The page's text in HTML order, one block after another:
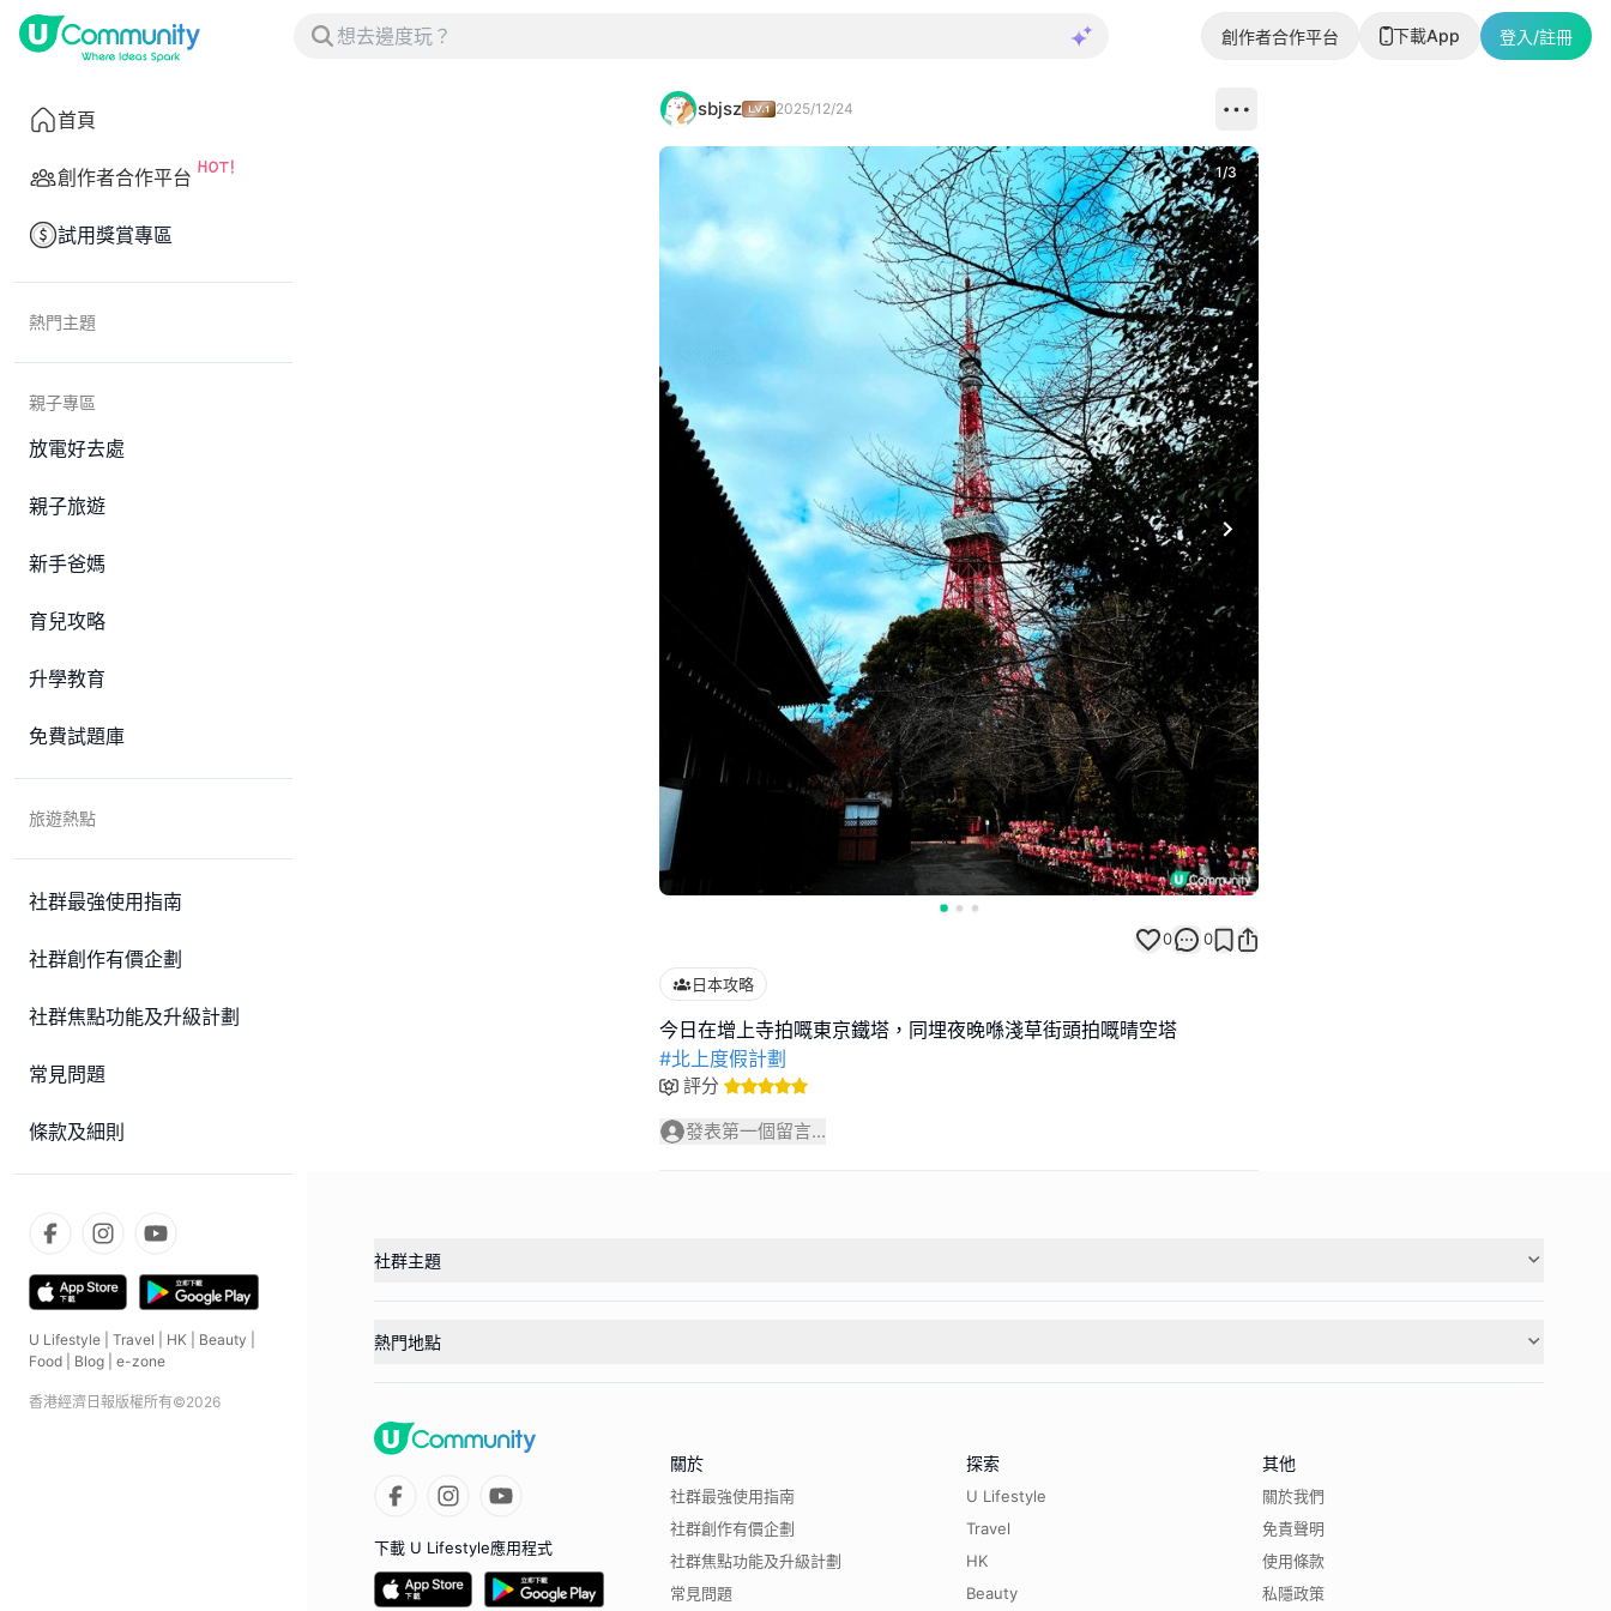
創作者合作平台 下載App 登入/註冊
首頁
創作者合作平台
試用獎賞專區
熱門主題
親子專區
放電好去處
親子旅遊
新手爸媽
育兒攻略
升學教育
免費試題庫
旅遊熱點
社群最強使用指南
社群創作有價企劃
社群焦點功能及升級計劃
常見問題
條款及細則
U Lifestyle Travel HK Beauty
Food
Blog e-zone
香港經濟日報版權所有©2026
sbjsz 2025/12/24
Next slide
1/3
0 0
日本攻略
#北上度假計劃
評分
發表第一個留言...
社群主題
熱門地點
下載 U Lifestyle應用程式
關於
社群最強使用指南
社群創作有價企劃
社群焦點功能及升級計劃
常見問題
探索
U Lifestyle
Travel
HK
Beauty
其他
關於我們
免責聲明
使用條款
私隱政策